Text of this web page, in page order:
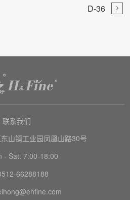
D-36 
联系我们
山镇工业园凤凰山路30号
- Sat: 7:00-18:00
66288188